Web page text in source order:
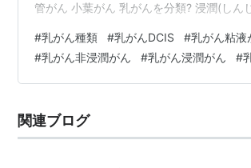
管がん 小葉がん 乳がんを分類? 浸潤(しん
(LCIS) 浸潤がん 浸潤性乳管がん 乳頭腺管
(Papillotubular carcinoma) 充実腺管がん
carcinoma) 硬がん(Scirrhous carcinoma)
#乳がん種類 #乳がんDCIS #乳がん粘液
#乳がん非浸潤がん #乳がん浸潤がん #
関連ブログ